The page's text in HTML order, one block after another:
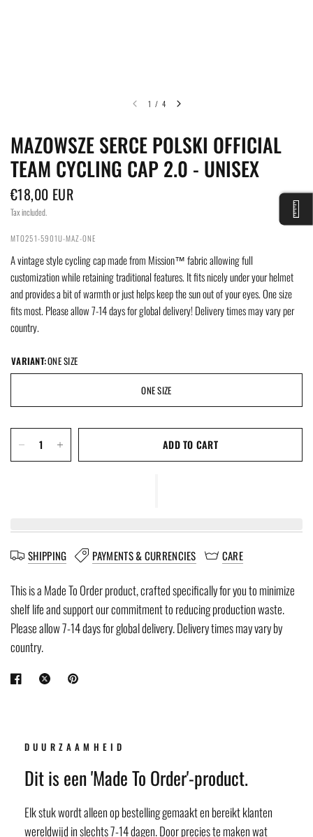
1 / 4
MAZOWSZE SERCE POLSKI OFFICIAL
TEAM CYCLING CAP 2.0 - UNISEX
€18,00 EUR
Tax included.
MTO251-5901U-MAZ-ONE
A vintage style cycling cap made from Mission™ fabric allowing full
customization while retaining traditional features. It fits nicely under your helmet
and provides a bit of warmth or just helps keep the sun out of your eyes. One size
fits most. Please allow 7-14 days for global delivery! Delivery times may vary per
country.
VARIANT:ONE SIZE
ONE SIZE
ADD TO CART
SHIPPING PAYMENTS & CURRENCIES CARE
This is a Made To Order product, crafted specifically for you to minimize
shelf life and support our commitment to reducing production waste.
Please allow 7-14 days for global delivery. Delivery times may vary by
country.
DUURZAAMHEID
Dit is een 'Made To Order'-product.
Elk stuk wordt alleen op bestelling gemaakt en bereikt klanten
wereldwijd in slechts 7-14 dagen. Door precies te maken wat